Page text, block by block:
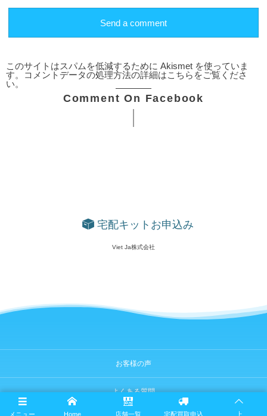
このサイトはスパムを低減するために Akismet を使っていま
す。
コメントデータの処理方法の詳細はこちらをご覧くださ
い。
Comment On Facebook
宅配キットお申込み
Viet Ja株式会社
メニュー Home 店舗一覧 宅配買取申込 上
お客様の声
よくある質問